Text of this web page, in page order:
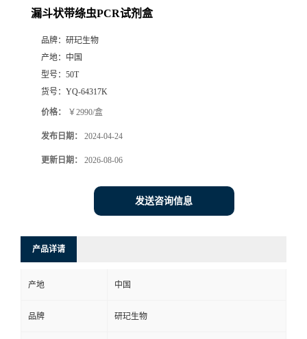
漏斗状带绦虫PCR试剂盒
品牌： 研玘生物
产地： 中国
型号： 50T
货号： YQ-64317K
价格： ￥2990/盒
发布日期： 2024-04-24
更新日期： 2026-08-06
发送咨询信息
产品详请
产地 中国
品牌 研玘生物